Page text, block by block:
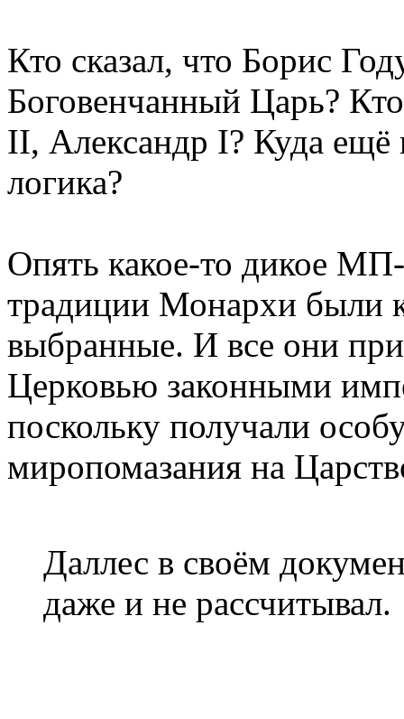
Кто сказал, что Борис
Боговенчанный Царь?
II, Александр I? Куда ещё
логика?
Опять какое-то дикое
традиции Монархи были
выбранные. И все они
Церковью законными
поскольку получали
миропомазания на
Даллес в своём
даже и не рассчитывал.